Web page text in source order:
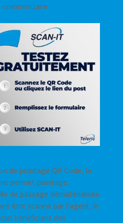
commentaire
de pointage QR Code, la
permet pointage,
de passage dématérialisée
être scanné par l’agent, le
bénéficiant des